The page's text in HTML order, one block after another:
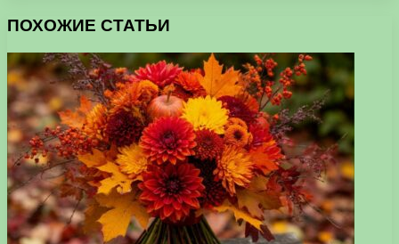
ПОХОЖИЕ СТАТЬИ